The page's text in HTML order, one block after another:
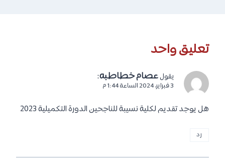
تعليق واحد
يقول عصام خطاطبه:
3 فبراير، 2024 الساعة 1:44 م
هل يوجد تقديم لكلية نسيبة للناجحين الدورة التكميلية 2023
رد